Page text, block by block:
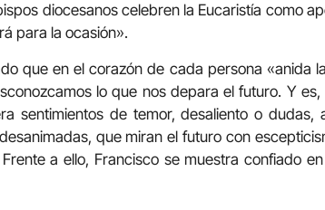
diocesanos celebren la Eucaristía como
para la ocasión».
que en el corazón de cada persona «anida
lo que nos depara el futuro. Y
sentimientos de temor, desaliento o dudas,
que miran el futuro con
a ello, Francisco se muestra confiado